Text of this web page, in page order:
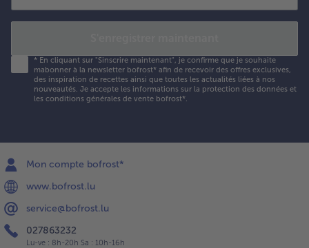
* En cliquant sur "Sinscrire maintenant", je confirme que je souhaite
mabonner à la newsletter bofrost* afin de recevoir des offres exclusives,
des inspiration de recettes ainsi que toutes les actualités liées à nos
nouveautés. Je accepte les informations sur la protection des données et
les conditions générales de vente bofrost*.
Mon compte bofrost*
www.bofrost.lu
service@bofrost.lu
027863232
Lu-ve : 8h-20h Sa : 10h-16h